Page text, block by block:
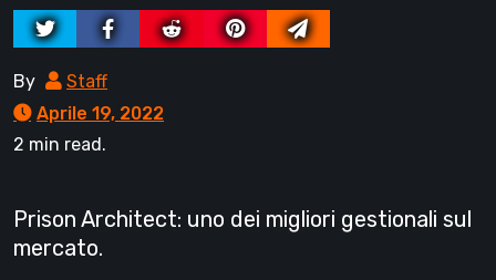
By
Staff
Aprile 19, 2022
2 min read.
Prison Architect: uno dei migliori gestionali sul
mercato.